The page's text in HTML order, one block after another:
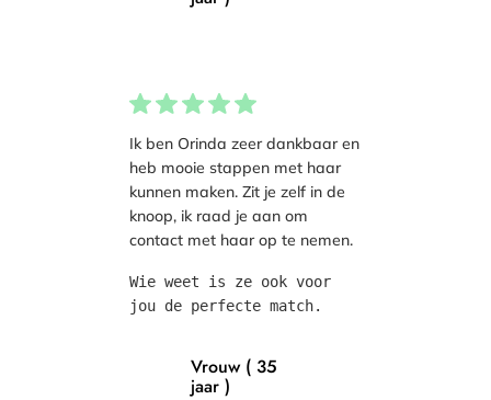
Ik ben Orinda zeer dankbaar en
heb mooie stappen met haar
kunnen maken. Zit je zelf in de
knoop, ik raad je aan om
contact met haar op te nemen.
Wie weet is ze ook voor
jou de perfecte match.
Vrouw ( 35
jaar )